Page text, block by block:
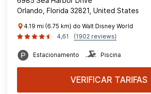
Orlando, Florida 32821, United States
4.19 mi (6.75 km) do Walt Disney World
4,61
(1902 reviews)
Estacionamento Piscina
VERIFICAR TARIFAS